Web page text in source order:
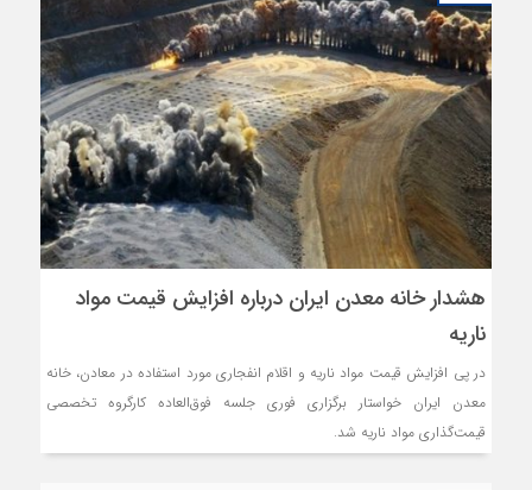
در هزینه‌های تولید، تامین تجهیزات، انرژی و سرمایه‌گذاری در بخش معدن نیز
حکایت دارد.
هشدار خانه معدن ایران درباره افزایش قیمت مواد
ناریه
در پی افزایش قیمت مواد ناریه و اقلام انفجاری مورد استفاده در معادن، خانه
معدن ایران خواستار برگزاری فوری جلسه فوق‌العاده کارگروه تخصصی
قیمت‌گذاری مواد ناریه شد.